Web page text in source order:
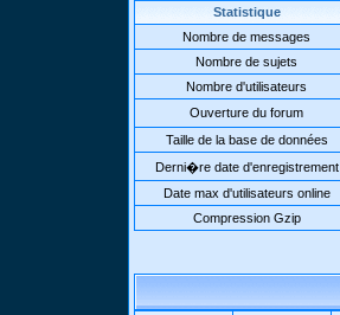
Statistique
Nombre de messages
Nombre de sujets
Nombre d'utilisateurs
Ouverture du forum
Taille de la base de données
Derni�re date d'enregistrement
Date max d'utilisateurs online
Compression Gzip